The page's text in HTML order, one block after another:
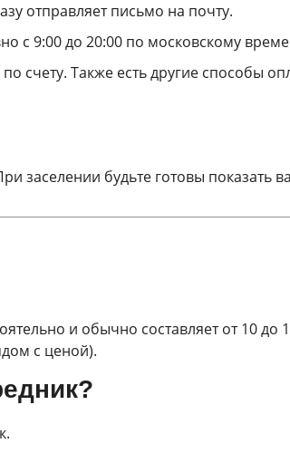
отправляет письмо на почту.
с 9:00 до 20:00 по московскому
счету. Также есть другие способы
заселении будьте готовы показать
и обычно составляет от 10 до
с ценой).